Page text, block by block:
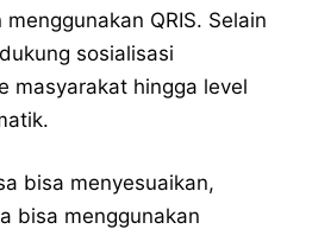
QRIS. Selain
sosialisasi
masyarakat hingga level
bisa menyesuaikan,
bisa menggunakan